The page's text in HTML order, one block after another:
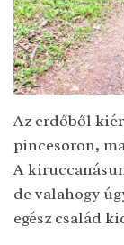
Az erdőből
pincesoron,
A
de valahogy
egész család